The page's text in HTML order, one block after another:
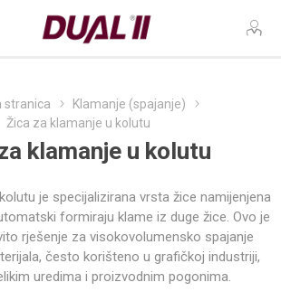
stranica
Klamanje (spajanje)
Žica za klamanje u kolutu
klamanje u kolutu
je specijalizirana vrsta žice namijenjena
formiraju klame iz duge žice. Ovo je
rješenje za visokovolumensko spajanje
često korišteno u grafičkoj industriji,
uredima i proizvodnim pogonima.